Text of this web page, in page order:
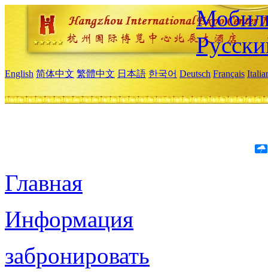
English 简体中文 繁體中文 日本語 한국어 Deutsch Français
Главная
Информация
забронировать